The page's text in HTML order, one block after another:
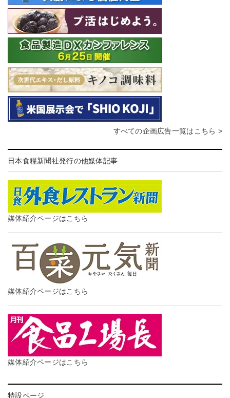
すべての企画広告一覧はこちら >
日本食糧新聞社発行の他媒体記事
媒体紹介ページはこちら
媒体紹介ページはこちら
媒体紹介ページはこちら
特設ページ